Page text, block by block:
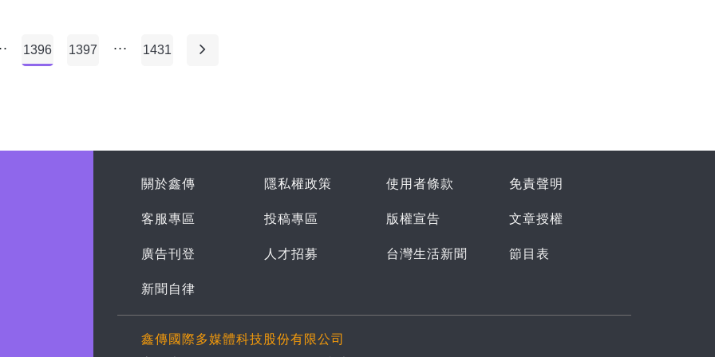
1396 1397 ... 1431
關於鑫傳 隱私權政策 使用者條款 免責聲明
客服專區 投稿專區 版權宣告 文章授權
廣告刊登 人才招募 台灣生活新聞 節目表
新聞自律
鑫傳國際多媒體科技股份有限公司